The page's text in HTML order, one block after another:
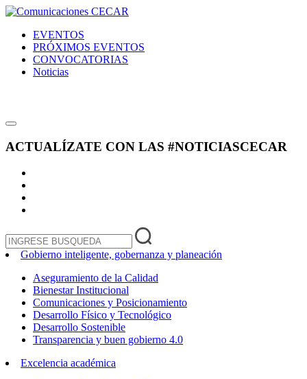
EVENTOS
PRÓXIMOS EVENTOS
CONVOCATORIAS
Noticias
ACTUALÍZATE CON LAS #NOTICIASCECAR
Gobierno inteligente, gobernanza y planeación
Aseguramiento de la Calidad
Bienestar Institucional
Comunicaciones y Posicionamiento
Desarrollo Físico y Tecnológico
Desarrollo Sostenible
Transparencia y buen gobierno 4.0
Excelencia académica